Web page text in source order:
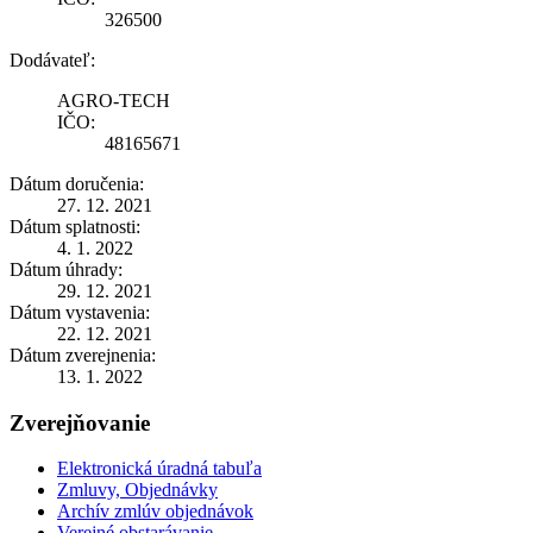
326500
Dodávateľ:
AGRO-TECH
IČO:
48165671
Dátum doručenia:
27. 12. 2021
Dátum splatnosti:
4. 1. 2022
Dátum úhrady:
29. 12. 2021
Dátum vystavenia:
22. 12. 2021
Dátum zverejnenia:
13. 1. 2022
Zverejňovanie
Elektronická úradná tabuľa
Zmluvy, Objednávky
Archív zmlúv objednávok